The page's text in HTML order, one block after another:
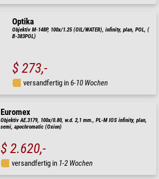
Optika
Objektiv M-148P, 100x/1.25 (OIL/WATER), infinity, plan, POL, (
B-383POL)
$ 273,-
versandfertig in6-10 Wochen
Euromex
Objektiv AE.3179, 100x/0.80, w.d. 2,1 mm., PL-M IOS infinity, plan,
semi, apochromatic (Oxion)
$ 2.620,-
versandfertig in 1-2 Wochen